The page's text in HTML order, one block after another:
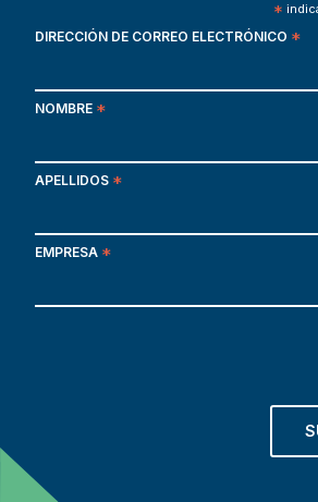
*
DIRECCIÓN DE CORREO ELECTRÓNICO *
NOMBRE *
APELLIDOS *
EMPRESA *